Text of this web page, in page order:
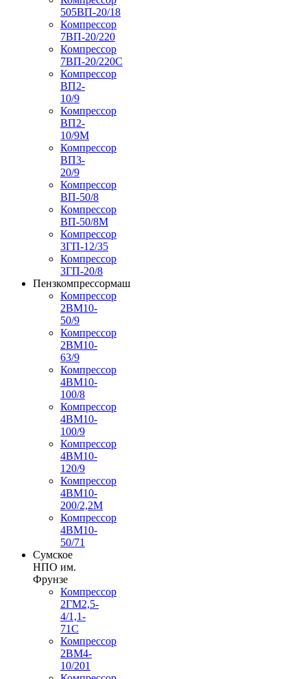
505ВП-20/18
Компрессор
7ВП-20/220
Компрессор
7ВП-20/220С
Компрессор
ВП2-
10/9
Компрессор
ВП2-
10/9М
Компрессор
ВП3-
20/9
Компрессор
ВП-50/8
Компрессор
ВП-50/8М
Компрессор
3ГП-12/35
Компрессор
3ГП-20/8
Пензкомпрессормаш
Компрессор
2ВМ10-
50/9
Компрессор
2ВМ10-
63/9
Компрессор
4ВМ10-
100/8
Компрессор
4ВМ10-
100/9
Компрессор
4ВМ10-
120/9
Компрессор
4ВМ10-
200/2,2М
Компрессор
4ВМ10-
50/71
Сумское
НПО им.
Фрунзе
Компрессор
2ГМ2,5-
4/1,1-
71С
Компрессор
2ВМ4-
10/201